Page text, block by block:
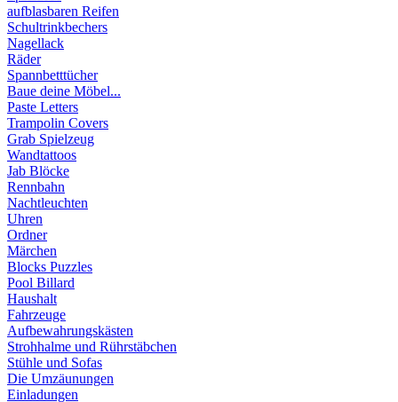
aufblasbaren Reifen
Schultrinkbechers
Nagellack
Räder
Spannbetttücher
Baue deine Möbel...
Paste Letters
Trampolin Covers
Grab Spielzeug
Wandtattoos
Jab Blöcke
Rennbahn
Nachtleuchten
Uhren
Ordner
Märchen
Blocks Puzzles
Pool Billard
Haushalt
Fahrzeuge
Aufbewahrungskästen
Strohhalme und Rührstäbchen
Stühle und Sofas
Die Umzäunungen
Einladungen